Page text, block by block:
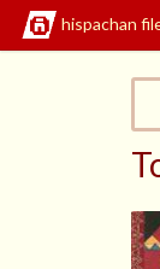
hispachan